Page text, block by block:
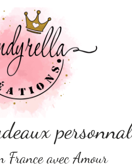
France avec Amour